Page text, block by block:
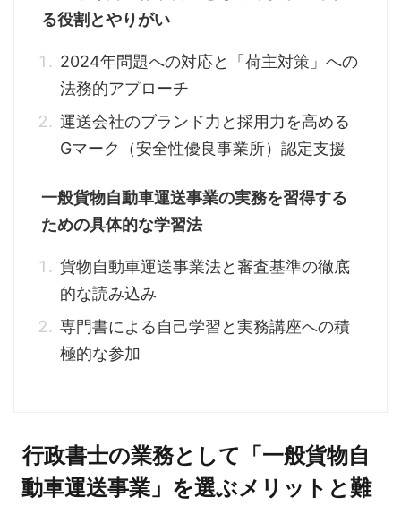
る役割とやりがい
2024年問題への対応と「荷主対策」への
法務的アプローチ
運送会社のブランド力と採用力を高める
Gマーク（安全性優良事業所）認定支援
一般貨物自動車運送事業の実務を習得する
ための具体的な学習法
貨物自動車運送事業法と審査基準の徹底
的な読み込み
専門書による自己学習と実務講座への積
極的な参加
行政書士の業務として「一般貨物自
動車運送事業」を選ぶメリットと難